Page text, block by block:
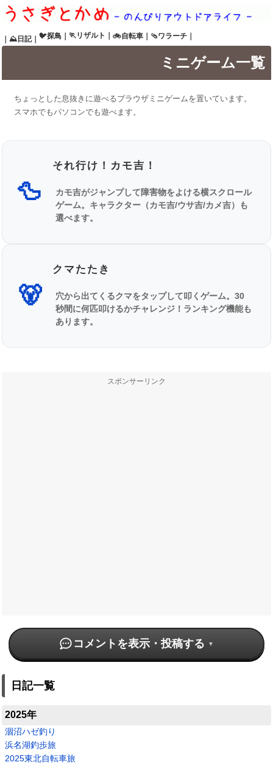
⛰日記｜ 🐦探鳥 🏃リザルト 🚲自転車 🩴ワラーチ
ミニゲーム一覧
ちょっとした息抜きに遊べるブラウザミニゲームを置いています。
スマホでもパソコンでも遊べます。
🦆
それ行け！カモ吉！
カモ吉がジャンプして障害物をよける横スクロール
ゲーム。キャラクター（カモ吉/ウサ吉/カメ吉）も
選べます。
🐻
クマたたき
穴から出てくるクマをタップして叩くゲーム。30
秒間に何匹叩けるかチャレンジ！ランキング機能も
あります。
スポンサーリンク
コメントを表示・投稿する
日記一覧
2025年
涸沼ハゼ釣り
浜名湖釣歩旅
2025東北自転車旅